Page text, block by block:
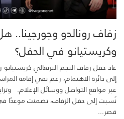
زفاف رونالدو
وكريستيانو في الحفل؟
عاد حفل زفاف النجم البرتغالي كريستيانو
إلى دائرة الاهتمام، رغم نفي إقامة
عبر مواقع التواصل ووسائل الإعلام.
نُسبت إلى حفل الزفاف، تضمنت
قصر...